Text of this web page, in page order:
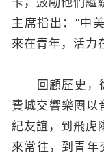
主席指出：“中
來在青年，活力
回顧歷史，從
費城交響樂團以
紀友誼，到飛虎
來常往，到青